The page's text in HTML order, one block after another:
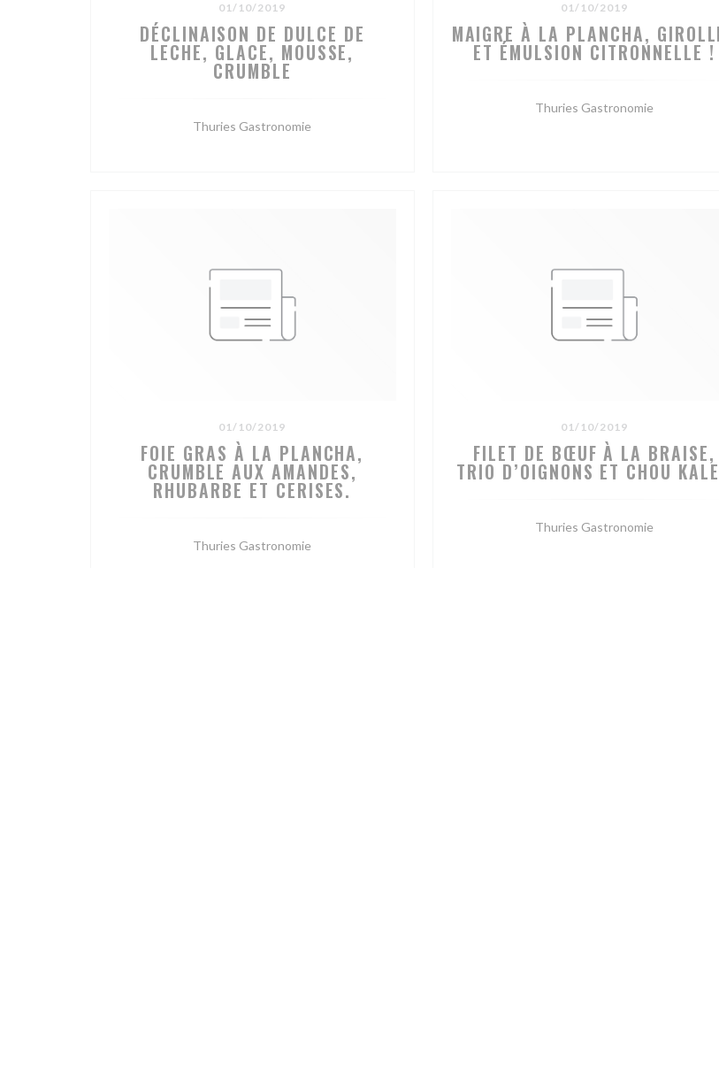
01/10/2019
DÉCLINAISON DE DULCE DE
LECHE, GLACE, MOUSSE,
CRUMBLE
Thuries Gastronomie
01/10/2019
MAIGRE À LA PLANCHA,
ET ÉMULSION CITRONNELLE !
Thuries Gastronomie
01/10/2019
FOIE GRAS À LA PLANCHA,
CRUMBLE AUX AMANDES,
RHUBARBE ET CERISES.
Thuries Gastronomie
01/10/2019
FILET DE BŒUF À LA BRAISE,
TRIO D’OIGNONS ET CHOU
Thuries Gastronomie